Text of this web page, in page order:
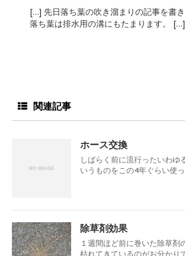
[…] 先日落ち葉の吹き溜まりの記事を書き
落ち葉は排水用の溝にもたまります。 […]
関連記事
ホース交換
しばらく前に流行ったいわゆ
いうものをこの4年ぐらい使
除草剤効果
１週間ほど前に巻いた除草剤
枯れてきているのがお分かり